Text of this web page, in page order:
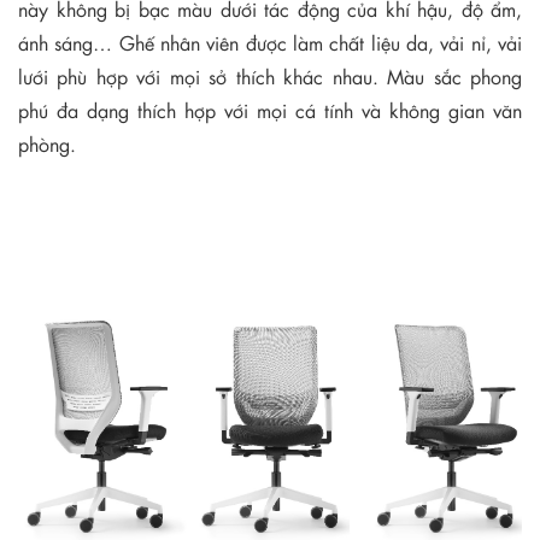
này không bị bạc màu dưới tác động của khí hậu, độ ẩm,
ánh sáng… Ghế nhân viên được làm chất liệu da, vải nỉ, vải
lưới phù hợp với mọi sở thích khác nhau. Màu sắc phong
phú đa dạng thích hợp với mọi cá tính và không gian văn
phòng.